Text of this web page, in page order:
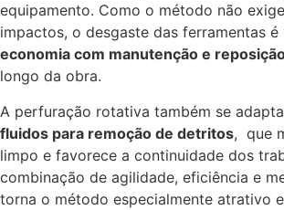
equipamento. Como o método não
impactos, o desgaste das ferramentas é
economia com manutenção e
longo da obra.
A perfuração rotativa também se
fluidos para remoção de detritos, que
limpo e favorece a continuidade dos
combinação de agilidade, eficiência e
torna o método especialmente atrativo